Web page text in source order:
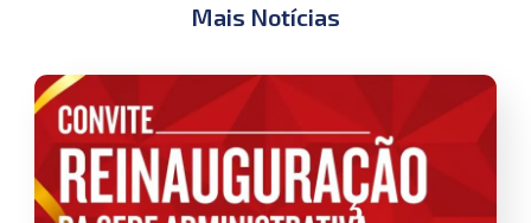
Mais Notícias